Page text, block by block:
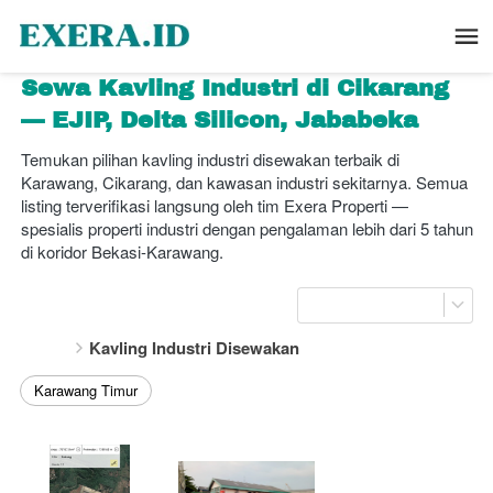
Sewa Kavling Industri di Cikarang
— EJIP, Delta Silicon, Jababeka
Temukan pilihan kavling industri disewakan terbaik di
Karawang, Cikarang, dan kawasan industri sekitarnya. Semua
listing terverifikasi langsung oleh tim Exera Properti —
spesialis properti industri dengan pengalaman lebih dari 5 tahun
di koridor Bekasi-Karawang.
Kavling Industri Disewakan
Karawang Timur